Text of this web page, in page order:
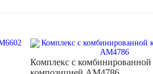
Комплекс с комбинированной